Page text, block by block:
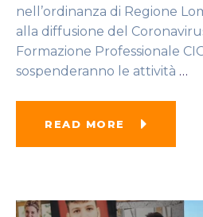
nell’ordinanza di Regione
alla diffusione del
Formazione Professionale
sospenderanno le attività …
READ MORE